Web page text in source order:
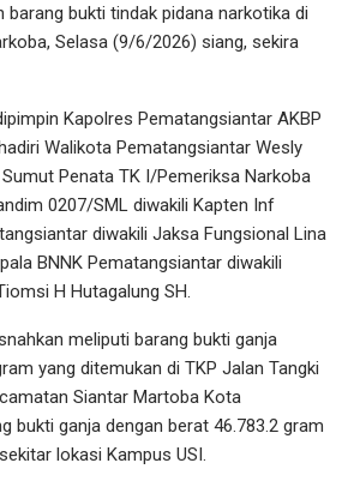
barang bukti tindak pidana narkotika di
Selasa (9/6/2026) siang, sekira
Kapolres Pematangsiantar AKBP
Walikota Pematangsiantar Wesly
Penata TK I/Pemeriksa Narkoba
0207/SML diwakili Kapten Inf
diwakili Jaksa Fungsional Lina
BNNK Pematangsiantar diwakili
H Hutagalung SH.
meliputi barang bukti ganja
yang ditemukan di TKP Jalan Tangki
Siantar Martoba Kota
bukti ganja dengan berat 46.783.2 gram
lokasi Kampus USI.